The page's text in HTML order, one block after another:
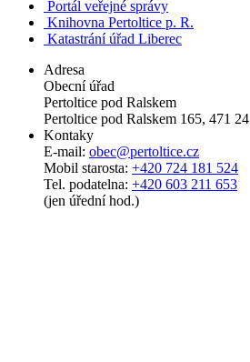
Portál veřejné správy
Knihovna Pertoltice p. R.
Katastrání úřad Liberec
Adresa
Obecní úřad
Pertoltice pod Ralskem
Pertoltice pod Ralskem 165, 471 24
Kontaky
E-mail: obec@pertoltice.cz
Mobil starosta: +420 724 181 524
Tel. podatelna: +420 603 211 653
(jen úřední hod.)